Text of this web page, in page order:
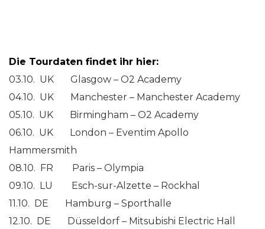
Die Tourdaten findet ihr hier:
03.10. UK Glasgow – O2 Academy
04.10. UK Manchester – Manchester Academy
05.10. UK Birmingham – O2 Academy
06.10. UK London – Eventim Apollo
Hammersmith
08.10. FR Paris – Olympia
09.10. LU Esch-sur-Alzette – Rockhal
11.10. DE Hamburg – Sporthalle
12.10. DE Düsseldorf – Mitsubishi Electric Hall